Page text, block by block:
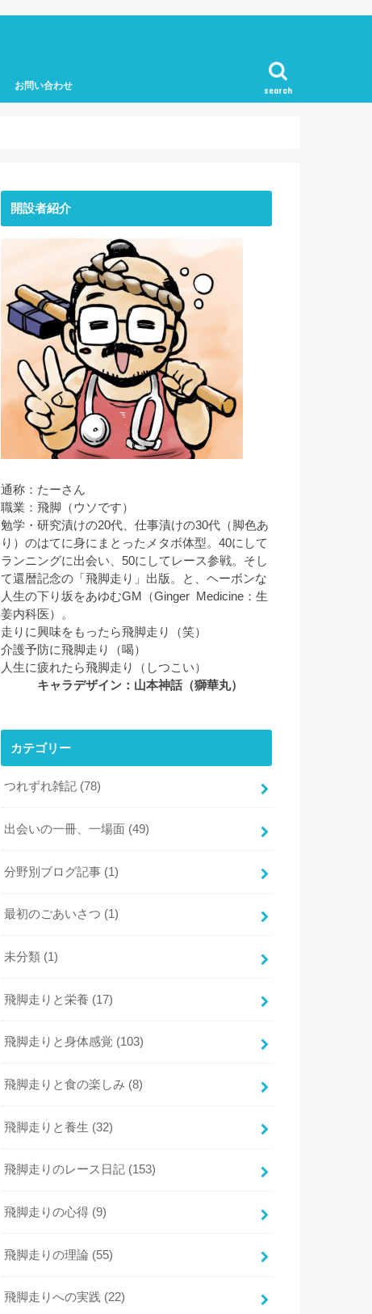
search
お問い合わせ
開設者紹介
通称：たーさん
職業：飛脚（ウソです）
勉学・研究漬けの20代、仕事漬けの30代（脚色あ
り）のはてに身にまとったメタボ体型。40にして
ランニングに出会い、50にしてレース参戦。そし
て還暦記念の「飛脚走り」出版。と、ヘーボンな
人生の下り坂をあゆむGM（Ginger Medicine：生
姜内科医）。
走りに興味をもったら飛脚走り（笑）
介護予防に飛脚走り（喝）
人生に疲れたら飛脚走り（しつこい）
キャラデザイン：山本神話（獅華丸）
カテゴリー
つれずれ雑記 (78)
出会いの一冊、一場面 (49)
分野別ブログ記事 (1)
最初のごあいさつ (1)
未分類 (1)
飛脚走りと栄養 (17)
飛脚走りと身体感覚 (103)
飛脚走りと食の楽しみ (8)
飛脚走りと養生 (32)
飛脚走りのレース日記 (153)
飛脚走りの心得 (9)
飛脚走りの理論 (55)
飛脚走りへの実践 (22)